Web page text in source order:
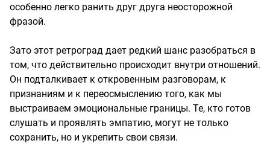
особенно легко ранить друг друга неосторожной
фразой.
Зато этот ретроград дает редкий шанс разобраться в
том, что действительно происходит внутри отношений.
Он подталкивает к откровенным разговорам, к
признаниям и к переосмыслению того, как мы
выстраиваем эмоциональные границы. Те, кто готов
слушать и проявлять эмпатию, могут не только
сохранить, но и укрепить свои связи.